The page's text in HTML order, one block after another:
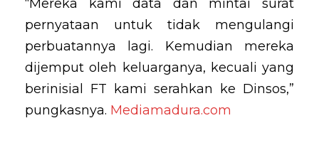
“Mereka kami data dan mintai surat
pernyataan untuk tidak mengulangi
perbuatannya lagi. Kemudian mereka
dijemput oleh keluarganya, kecuali yang
berinisial FT kami serahkan ke Dinsos,”
pungkasnya. Mediamadura.com